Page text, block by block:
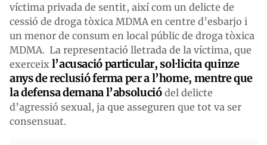
víctima privada de sentit, així com un delicte de
cessió de droga tòxica MDMA en centre d’esbarjo i
un menor de consum en local públic de droga tòxica
MDMA. La representació lletrada de la víctima, que
exerceix l’acusació particular, sol·licita quinze
anys de reclusió ferma per a l’home, mentre que
la defensa demana l’absoluciódel delicte
d’agressió sexual, ja que asseguren que tot va ser
consensuat.